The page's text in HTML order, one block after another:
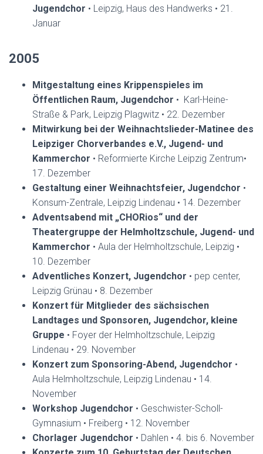
Jugendchor • Leipzig, Haus des Handwerks • 21.
Januar
2005
Mitgestaltung eines Krippenspieles im
Öffentlichen Raum, Jugendchor • Karl-Heine-
Straße & Park, Leipzig Plagwitz • 22. Dezember
Mitwirkung bei der Weihnachtslieder-Matinee des
Leipziger Chorverbandes e.V., Jugend- und
Kammerchor • Reformierte Kirche Leipzig Zentrum•
17. Dezember
Gestaltung einer Weihnachtsfeier, Jugendchor •
Konsum-Zentrale, Leipzig Lindenau • 14. Dezember
Adventsabend mit „CHORios“ und der
Theatergruppe der Helmholtzschule, Jugend- und
Kammerchor • Aula der Helmholtzschule, Leipzig •
10. Dezember
Adventliches Konzert, Jugendchor • pep center,
Leipzig Grünau • 8. Dezember
Konzert für Mitglieder des sächsischen
Landtages und Sponsoren, Jugendchor, kleine
Gruppe • Foyer der Helmholtzschule, Leipzig
Lindenau • 29. November
Konzert zum Sponsoring-Abend, Jugendchor •
Aula Helmholtzschule, Leipzig Lindenau • 14.
November
Workshop Jugendchor • Geschwister-Scholl-
Gymnasium • Freiberg • 12. November
Chorlager Jugendchor • Dahlen • 4. bis 6. November